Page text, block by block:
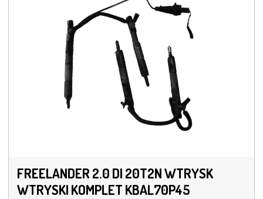
FREELANDER 2.0 DI 20T2N WTRYSK
WTRYSKI KOMPLET KBAL70P45